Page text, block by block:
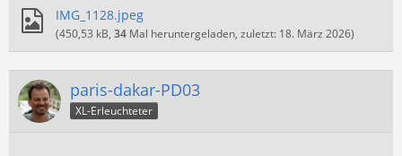
IMG_1128.jpeg
(450,53 kB, 34 Mal heruntergeladen, zuletzt: 18. März 2026)
paris-dakar-PD03
XL-Erleuchteter